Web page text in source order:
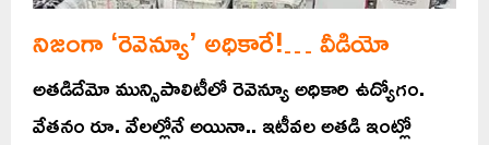
నిజంగా ‘రెవెన్యూ’ అధికారే!… వీడియో
అతడిదేమో మున్సిపాలిటీలో రెవెన్యూ అధికారి ఉద్యోగం.
వేతనం రూ. వేలల్లోనే అయినా.. ఇటీవల అతడి ఇంట్లో